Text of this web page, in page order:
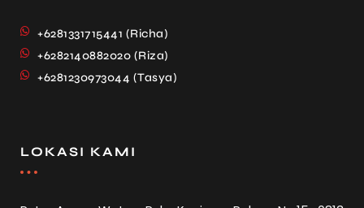
+6281331715441 (Richa)
+6282140882020 (Riza)
+6281230973044 (Tasya)
LOKASI KAMI